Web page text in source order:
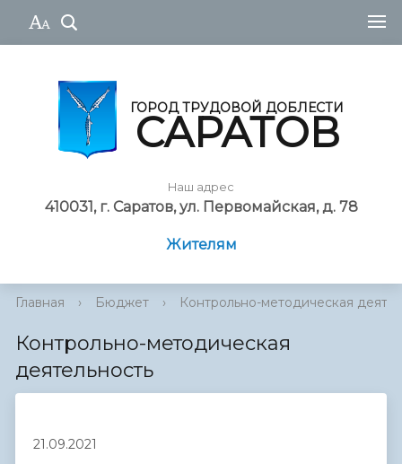
ГОРОД ТРУДОВОЙ ДОБЛЕСТИ
САРАТОВ
Наш адрес
410031, г. Саратов, ул. Первомайская, д. 78
Жителям
Главная › Бюджет › Контрольно-методическая
Контрольно-методическая
деятельность
21.09.2021